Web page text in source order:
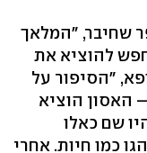
שחיבר, "המלאך
להוציא את
"הסיפור על
האסון הוציא
שם כאלו
כמו חיות. אחרי